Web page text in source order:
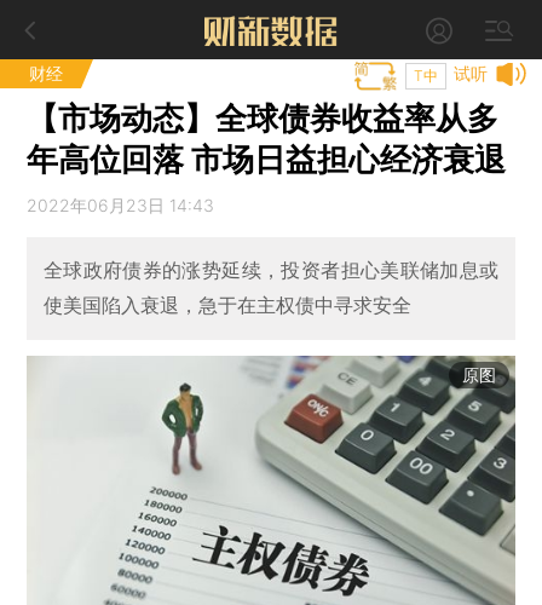
财经 试听
T中
【市场动态】全球债券收益率从多
年高位回落 市场日益担心经济衰退
2022年06月23日 14:43
全球政府债券的涨势延续，投资者担心美联储加息或
使美国陷入衰退，急于在主权债中寻求安全
原图